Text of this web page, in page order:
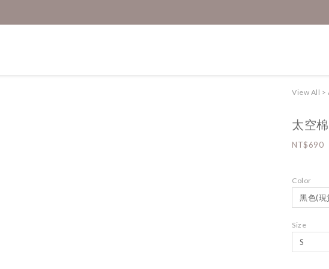
View All >
太空
NT$690
Color
Size